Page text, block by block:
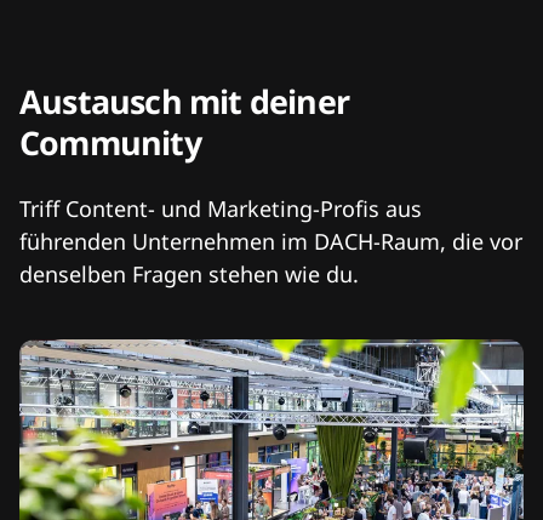
Austausch mit deiner
Community
Triff Content- und Marketing-Profis aus
führenden Unternehmen im DACH-Raum, die vor
denselben Fragen stehen wie du.